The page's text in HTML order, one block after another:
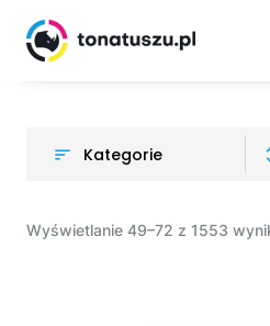
Kategorie
Wyświetlanie 49–72 z 1553